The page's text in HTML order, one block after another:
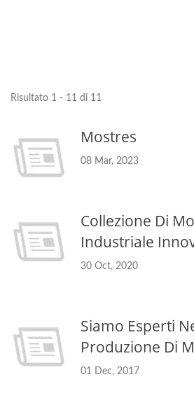
Risultato 1 - 11 di 11
Mostres
08 Mar, 2023
Collezione Di
Industriale
30 Oct, 2020
Siamo Esperti
Produzione Di
01 Dec, 2017